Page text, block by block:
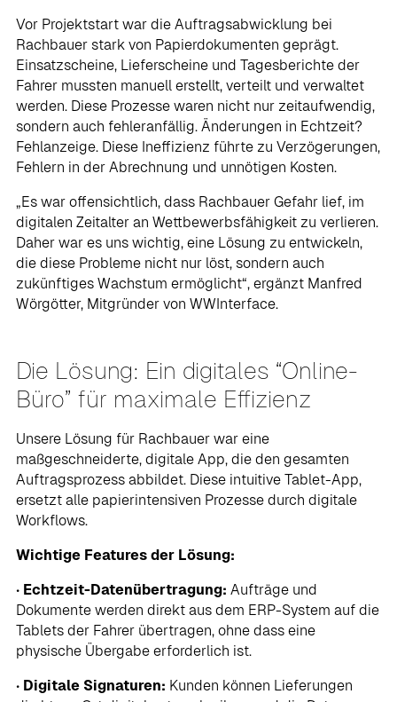
Vor Projektstart war die Auftragsabwicklung bei
Rachbauer stark von Papierdokumenten geprägt.
Einsatzscheine, Lieferscheine und Tagesberichte der
Fahrer mussten manuell erstellt, verteilt und verwaltet
werden. Diese Prozesse waren nicht nur zeitaufwendig,
sondern auch fehleranfällig. Änderungen in Echtzeit?
Fehlanzeige. Diese Ineffizienz führte zu Verzögerungen,
Fehlern in der Abrechnung und unnötigen Kosten.
„Es war offensichtlich, dass Rachbauer Gefahr lief, im
digitalen Zeitalter an Wettbewerbsfähigkeit zu verlieren.
Daher war es uns wichtig, eine Lösung zu entwickeln,
die diese Probleme nicht nur löst, sondern auch
zukünftiges Wachstum ermöglicht“, ergänzt Manfred
Wörgötter, Mitgründer von WWInterface.
Die Lösung: Ein digitales “Online-
Büro” für maximale Effizienz
Unsere Lösung für Rachbauer war eine
maßgeschneiderte, digitale App, die den gesamten
Auftragsprozess abbildet. Diese intuitive Tablet-App,
ersetzt alle papierintensiven Prozesse durch digitale
Workflows.
Wichtige Features der Lösung:
• Echtzeit-Datenübertragung: Aufträge und
Dokumente werden direkt aus dem ERP-System auf die
Tablets der Fahrer übertragen, ohne dass eine
physische Übergabe erforderlich ist.
• Digitale Signaturen: Kunden können Lieferungen